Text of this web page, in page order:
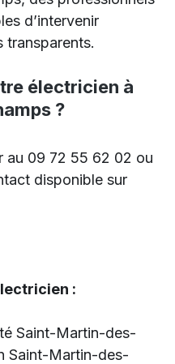
d’intervenir
transparents.
électricien à
?
au 09 72 55 62 02 ou
disponible sur
:
Saint-Martin-des-
Saint-Martin-des-